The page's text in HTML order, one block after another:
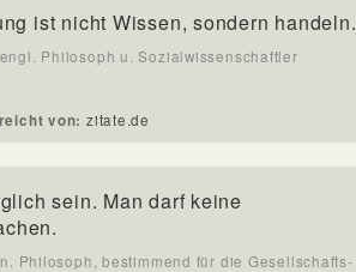
ist nicht Wissen, sondern handeln.
Philosoph u. Sozialwissenschaftler
von: zitate.de
sein. Man darf keine
Philosoph, bestimmend für die Gesellschafts-